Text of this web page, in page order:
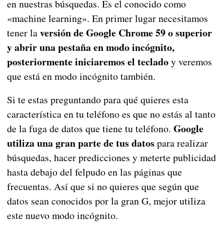
en nuestras búsquedas. Es el conocido como
«machine learning». En primer lugar necesitamos
tener laversión de Google Chrome 59 o superior
y abrir una pestaña en modo incógnito,
posteriormente iniciaremos el tecladoy veremos
que está en modo incógnito también.
Si te estas preguntando para qué quieres esta
característica en tu teléfono es que no estás al tanto
de la fuga de datos que tiene tu teléfono. Google
utiliza una gran parte de tus datos para realizar
búsquedas, hacer predicciones y meterte publicidad
hasta debajo del felpudo en las páginas que
frecuentas. Así que si no quieres que según que
datos sean conocidos por la gran G, mejor utiliza
este nuevo modo incógnito.